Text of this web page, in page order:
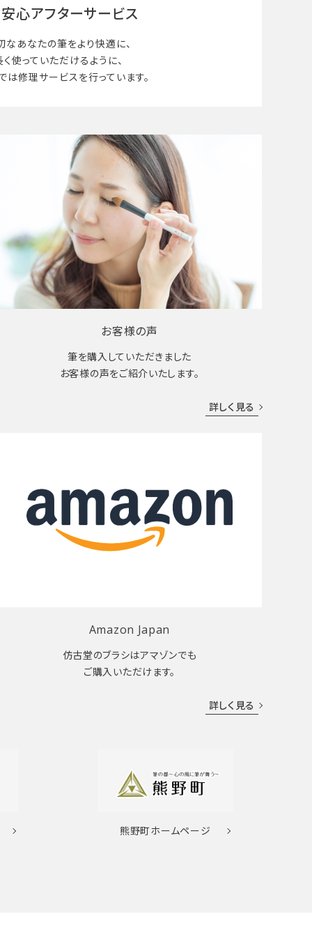
安心アフターサービス
なあなたの筆をより快適に、
く使って いただけるように、
は修理サービスを行っています。
お客様の声
筆を購入していただきました
お客様の声をご紹介いたします。
詳しく見る
Amazon Japan
仿古堂のブラシはアマゾンでも
ご購入いただけます。
詳しく見る
熊野町ホームページ